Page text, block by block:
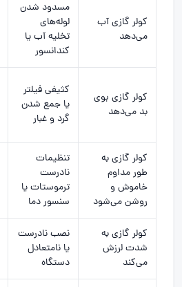
کولر گازی آب
می‌دهد
مسدود شدن
لوله‌های
تخلیه آب یا
کندانسور
کولر گازی بوی
بد می‌دهد
کثیفی فیلتر
یا جمع شدن
گرد و غبار
کولر گازی به
طور مداوم
خاموش و
روشن می‌شود
تنظیمات
نادرست
ترموستات یا
سنسور دما
کولر گازی به
شدت لرزش
می‌کند
نصب نادرست
یا نامتعادل
دستگاه